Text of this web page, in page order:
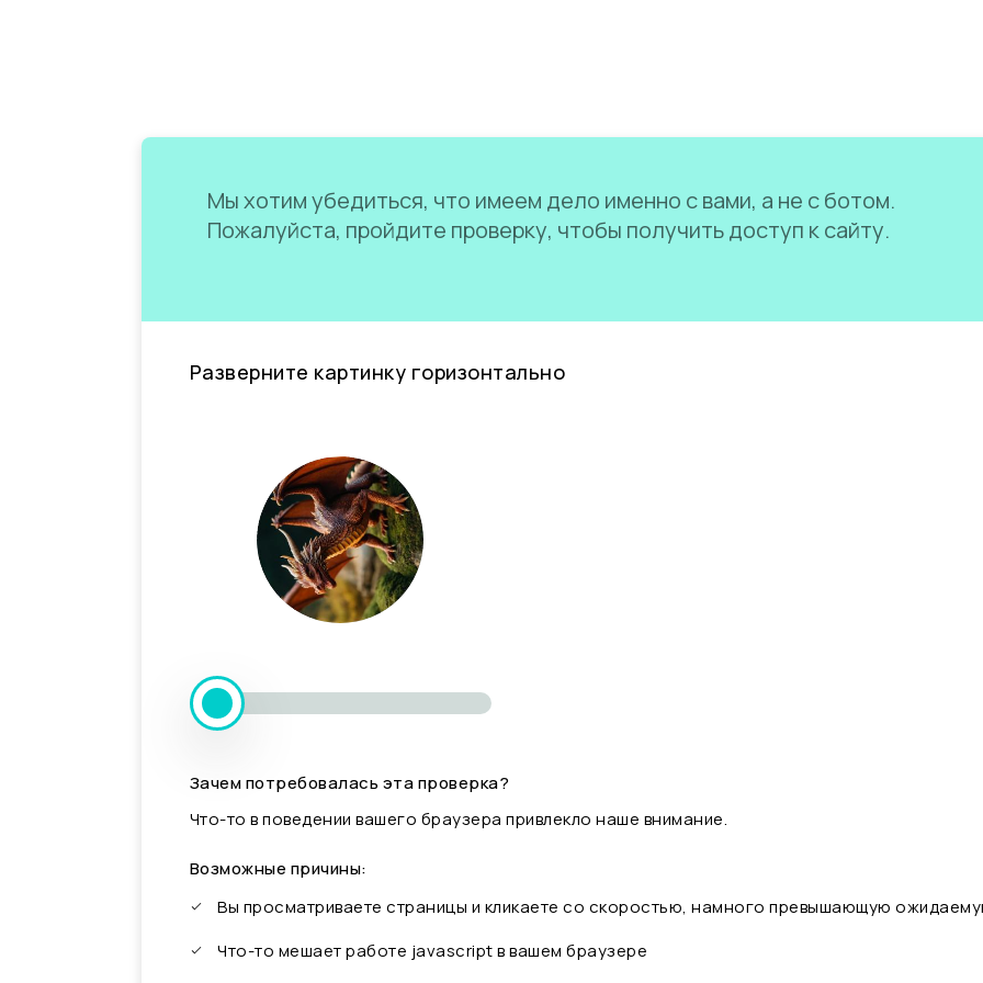
Мы хотим убедиться, что имеем дело именно с вами, а не с ботом.
Пожалуйста, пройдите проверку, чтобы получить доступ к сайту.
Разверните картинку горизонтально
Зачем потребовалась эта проверка?
Что-то в поведении вашего браузера привлекло наше внимание.
Возможные причины:
Вы просматриваете страницы и кликаете со скоростью, намного превышающую
Что-то мешает работе javascript в вашем браузере